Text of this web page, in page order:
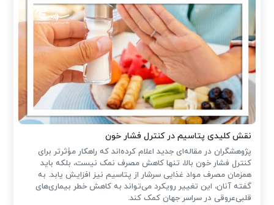
نقش کلیدی پتاسیم در کنترل فشار خون
پژوهشگران در مقاله‌ای جدید اعلام کرده‌اند که راهکار مؤثرتر برای
کنترل فشار خون بالا، تنها کاهش مصرف نمک نیست، بلکه باید
همزمان مصرف مواد غذایی سرشار از پتاسیم نیز افزایش یابد. به
گفته آنان، این تغییر رویکرد می‌تواند به کاهش خطر بیماری‌های
قلبی‌عروقی در سراسر جهان کمک کند.